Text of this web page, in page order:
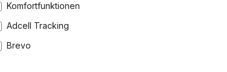
des Kreises mit zeitgenössischem Stil, was zu
Aussehen, das verschiedene Geschmäcker und
Vivida Meridiana Pendelleuchte geschmackvoll und
Lichtfarbe kann bei der Installation des Produkts
Komfortfunktionen
Adcell Tracking
Brevo